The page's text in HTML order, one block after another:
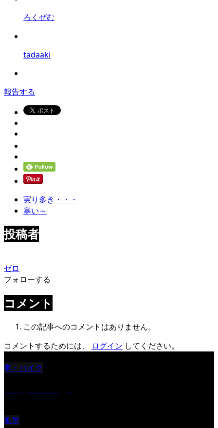
ろくぜむ
tadaaki
報告する
実り多き・・・
寒い～
投稿者
ゼロ
フォローする
コメント
この記事へのコメントはありません。
コメントするためには、
ログイン してください。
車・バイク
風景